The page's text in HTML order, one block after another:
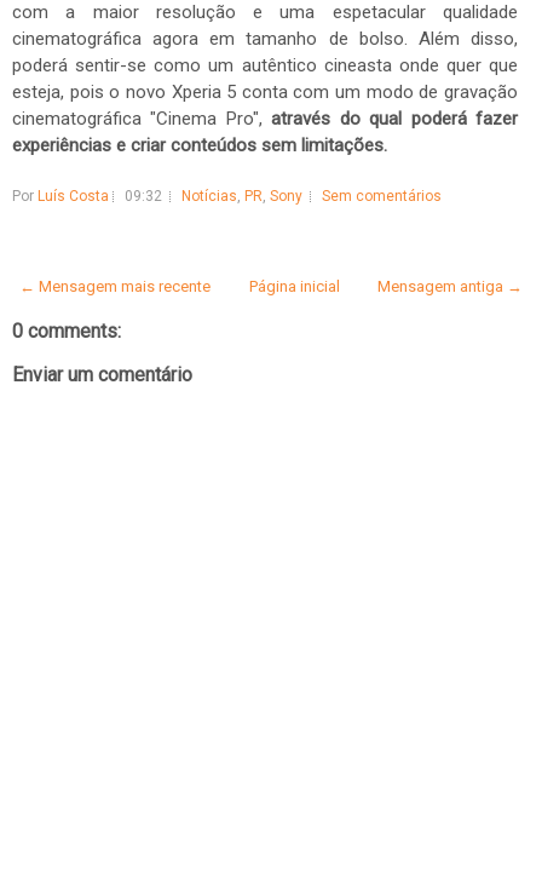
com a maior resolução e uma espetacular qualidade
cinematográfica agora em tamanho de bolso. Além disso,
poderá sentir-se como um autêntico cineasta onde quer que
esteja, pois o novo Xperia 5 conta com um modo de gravação
cinematográfica "Cinema Pro", através do qual poderá fazer
experiências e criar conteúdos sem limitações.
Por Luís Costa 09:32 Notícias, PR, Sony Sem comentários
← Mensagem mais recente Mensagem antiga →
Página inicial
0 comments:
Enviar um comentário